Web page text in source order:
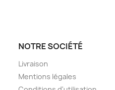
NOTRE SOCIÉTÉ
Livraison
Mentions légales